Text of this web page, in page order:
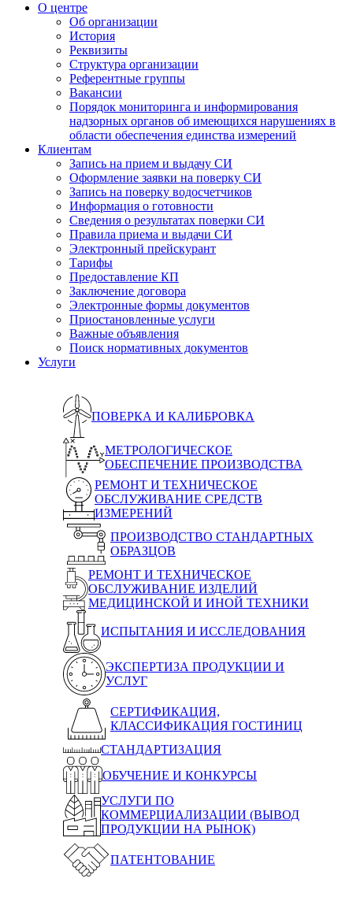
О центре
Об организации
История
Реквизиты
Структура организации
Референтные группы
Вакансии
Порядок мониторинга и информирования
надзорных органов об имеющихся нарушениях в
области обеспечения единства измерений
Клиентам
Запись на прием и выдачу СИ
Оформление заявки на поверку СИ
Запись на поверку водосчетчиков
Информация о готовности
Сведения о результатах поверки СИ
Правила приема и выдачи СИ
Электронный прейскурант
Тарифы
Предоставление КП
Заключение договора
Электронные формы документов
Приостановленные услуги
Важные объявления
Поиск нормативных документов
Услуги
ПОВЕРКА И КАЛИБРОВКА
МЕТРОЛОГИЧЕСКОЕ
ОБЕСПЕЧЕНИЕ ПРОИЗВОДСТВА
РЕМОНТ И ТЕХНИЧЕСКОЕ
ОБСЛУЖИВАНИЕ СРЕДСТВ
ИЗМЕРЕНИЙ
ПРОИЗВОДСТВО СТАНДАРТНЫХ
ОБРАЗЦОВ
РЕМОНТ И ТЕХНИЧЕСКОЕ
ОБСЛУЖИВАНИЕ ИЗДЕЛИЙ
МЕДИЦИНСКОЙ И ИНОЙ ТЕХНИКИ
ИСПЫТАНИЯ И ИССЛЕДОВАНИЯ
ЭКСПЕРТИЗА ПРОДУКЦИИ И
УСЛУГ
СЕРТИФИКАЦИЯ,
КЛАССИФИКАЦИЯ ГОСТИНИЦ
СТАНДАРТИЗАЦИЯ
ОБУЧЕНИЕ И КОНКУРСЫ
УСЛУГИ ПО
КОММЕРЦИАЛИЗАЦИИ (ВЫВОД
ПРОДУКЦИИ НА РЫНОК)
ПАТЕНТОВАНИЕ